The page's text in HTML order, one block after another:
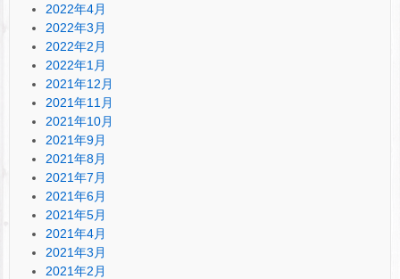
2022年4月
2022年3月
2022年2月
2022年1月
2021年12月
2021年11月
2021年10月
2021年9月
2021年8月
2021年7月
2021年6月
2021年5月
2021年4月
2021年3月
2021年2月